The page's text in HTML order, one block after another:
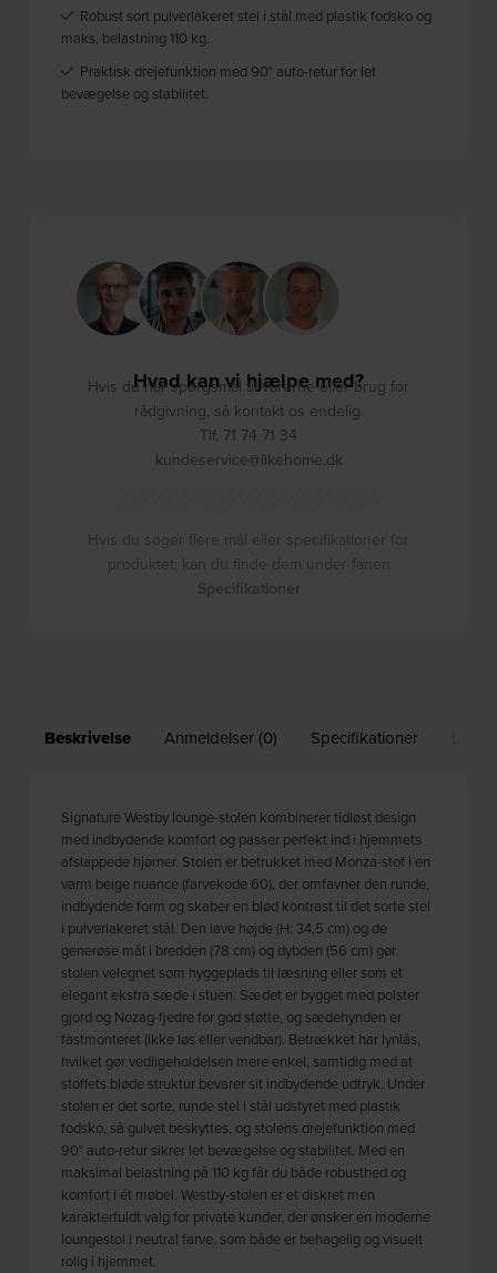
Beskrivelse Anmeldelser (0) Specifikationer
Signature Westby lounge-stolen kombinerer tidløst design
med indbydende komfort og passer perfekt ind i hjemmets
afslappede hjørner. Stolen er betrukket med Monza-stof i en
varm beige nuance (farvekode 60), der omfavner den runde,
indbydende form og skaber en blød kontrast til det sorte stel
i pulverlakeret stål. Den lave højde (H: 34,5 cm) og de
generøse mål i bredden (78 cm) og dybden (56 cm) gør
stolen velegnet som hyggeplads til læsning eller som et
elegant ekstra sæde i stuen. Sædet er bygget med polster
gjord og Nozag-fjedre for god støtte, og sædehynden er
fastmonteret (ikke løs eller vendbar). Betrækket har lynlås,
hvilket gør vedligeholdelsen mere enkel, samtidig med at
stoffets bløde struktur bevarer sit indbydende udtryk. Under
stolen er det sorte, runde stel i stål udstyret med plastik
fodsko, så gulvet beskyttes, og stolens drejefunktion med
90° auto-retur sikrer let bevægelse og stabilitet. Med en
maksimal belastning på 110 kg får du både robusthed og
komfort i ét møbel. Westby-stolen er et diskret men
karakterfuldt valg for private kunder, der ønsker en moderne
loungestol i neutral farve, som både er behagelig og visuelt
rolig i hjemmet.
Robust sort pulverlakeret stel i stål med plastik fodsko og
maks. belastning 110 kg.
Praktisk drejefunktion med 90° auto-retur for let
bevægelse og stabilitet.
Hvad kan vi hjælpe med?
Hvis du har spørgsmål til varerne eller brug for
rådgivning, så kontakt os endelig.
Tlf. 71 74 71 34
kundeservice@likehome.dk
Hvis du søger flere mål eller specifikationer for
produktet, kan du finde dem under fanen
Specifikationer